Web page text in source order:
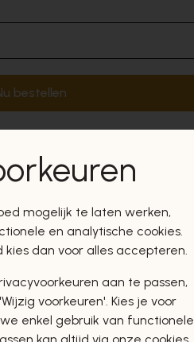
bestellen
mogelijk te laten werken,
en analytische cookies.
dan voor alles accepteren.
aan te passen,
voorkeuren'. Kies je voor
enkel gebruik van functionele
kan altijd via onze cookies